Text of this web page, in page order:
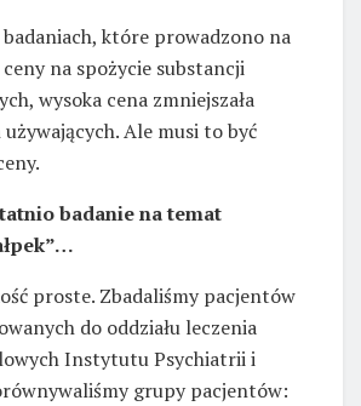
które prowadzono na
na spożycie substancji
wysoka cena zmniejszała
Ale musi to być
badanie na temat
proste. Zbadaliśmy pacjentów
do oddziału leczenia
Instytutu Psychiatrii i
grupy pacjentów: